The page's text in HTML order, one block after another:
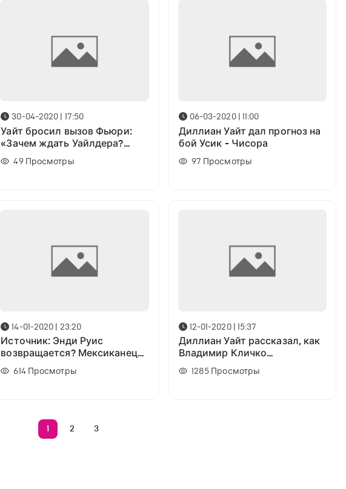
30-04-2020 | 17:50
Уайт бросил вызов Фьюри:
«Зачем ждать Уайлдера?
Давай устроим бой»
49 Просмотры
06-03-2020 | 11:00
Диллиан Уайт дал прогноз на
бой Усик - Чисора
97 Просмотры
14-01-2020 | 23:20
Источник: Энди Руис
возвращается? Мексиканец
может встретится с экс-
чемпионом мира
614 Просмотры
12-01-2020 | 15:37
Диллиан Уайт рассказал, как
Владимир Кличко
спарринговал с Деонтеем
Уайлдером
1285 Просмотры
1 2 3